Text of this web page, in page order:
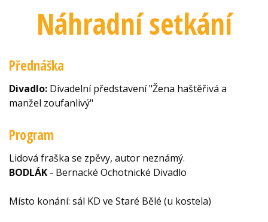
Náhradní setkání
Přednáška
Divadlo: Divadelní představení "Žena haštěřivá a
manžel zoufanlivý"
Program
Lidová fraška se zpěvy, autor neznámý.
BODLÁK - Bernacké Ochotnické Divadlo
Místo konání: sál KD ve Staré Bělé (u kostela)